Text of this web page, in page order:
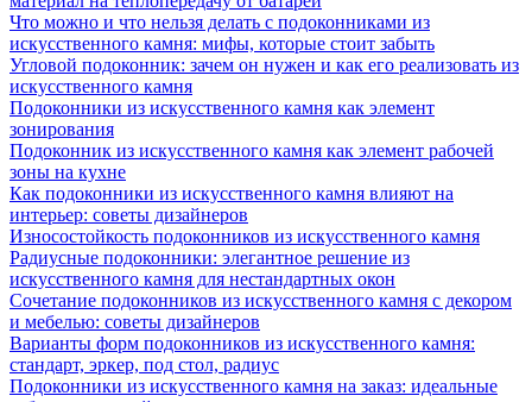
Что можно и что нельзя делать с подоконниками из
искусственного камня: мифы, которые стоит забыть
Угловой подоконник: зачем он нужен и как его реализовать из
искусственного камня
Подоконники из искусственного камня как элемент
зонирования
Подоконник из искусственного камня как элемент рабочей
зоны на кухне
Как подоконники из искусственного камня влияют на
интерьер: советы дизайнеров
Износостойкость подоконников из искусственного камня
Радиусные подоконники: элегантное решение из
искусственного камня для нестандартных окон
Сочетание подоконников из искусственного камня с декором
и мебелью: советы дизайнеров
Варианты форм подоконников из искусственного камня:
стандарт, эркер, под стол, радиус
Подоконники из искусственного камня на заказ: идеальные